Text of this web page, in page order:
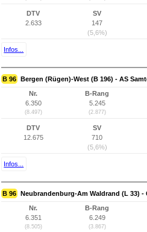
DTV
2.633
SV
147
(5,6%)
Infos...
B 96 Bergen (Rügen)-West (B 196) - AS
Nr.
6.350
(8.497)
B-Rang
5.245
(2.877)
DTV
12.675
SV
710
(5,6%)
Infos...
B 96 Neubrandenburg-Am Waldrand (L 33) -
Nr.
6.351
(8.505)
B-Rang
6.249
(3.867)